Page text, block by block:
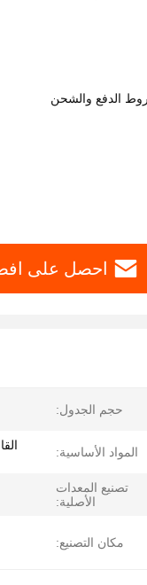
الدفع والشحن
احصل على
حجم الجدول:
المواد الأساسية:
تصنيع المعدات
الأصلية:
مكان التصنيع: